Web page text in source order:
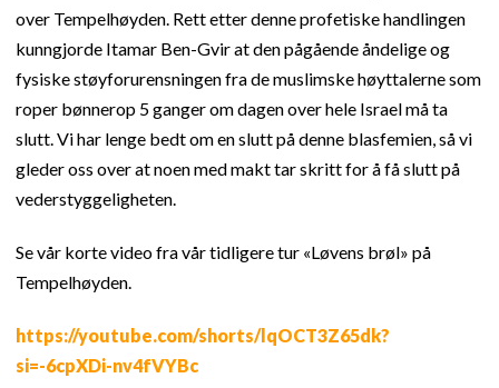
over Tempelhøyden. Rett etter denne profetiske handlingen
kunngjorde Itamar Ben-Gvir at den pågående åndelige og
fysiske støyforurensningen fra de muslimske høyttalerne som
roper bønnerop 5 ganger om dagen over hele Israel må ta
slutt. Vi har lenge bedt om en slutt på denne blasfemien, så vi
gleder oss over at noen med makt tar skritt for å få slutt på
vederstyggeligheten.
Se vår korte video fra vår tidligere tur «Løvens brøl» på
Tempelhøyden.
https://youtube.com/shorts/lqOCT3Z65dk?
si=-6cpXDi-nv4fVYBc